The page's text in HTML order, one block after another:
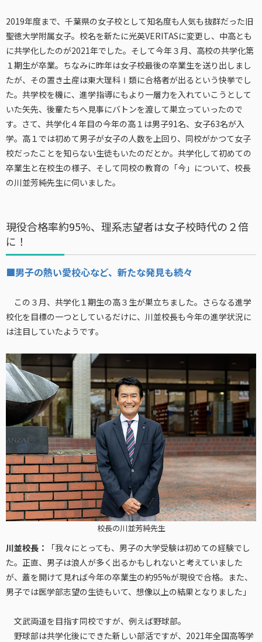
2019年度まで、千葉県の女子校として知名度も人気も抜群だった旧
聖徳大学附属女子。校名を新たに光英VERITASに変更し、中高とも
に共学化したのが2021年でした。そして今年３月、高校の共学化第
１期生が卒業。ちなみに昨年は女子校最後の卒業生を送り出しまし
たが、その置き土産は東大理科Ⅰ類に合格者が出るという快挙でし
た。共学校を機に、進学指導にもより一層力を入れていこうとして
いた矢先、後輩たちへ見事にバトンを渡して巣立っていったので
す。さて、共学化４年目の今年の高１は男子91名、女子63名が入
学。高１では初めて男子が女子の人数を上回り、同校がかつて女子
校だったことを知らない生徒もいたのだとか。共学化して初めての
卒業生と在校生の様子、そして同校の教育の「今」について、校長
の川並芳純先生に伺いました。
現役合格率約95%、理系志望者は女子校時代の２倍
に！
■男子の熱い愛校心など、新たな発見も続々
この３月、共学化１期生の高３生が巣立ちました。さらなる進学
校化を目標の一つとしているだけに、川並校長も今年の進学状況に
は注目していたようです。
校長の川並芳純先生
川並校長：
「我々にとっても、男子の大学受験は初めての経験でし
た。正直、男子は浪人が多く出るかもしれないと考えていました
が、蓋を開けて見れば今年の卒業生の約95%が現役で合格。また、
男子では医学部志望の生徒もいて、想像以上の結果となりました」
文武両道を目指す同校ですが、例えば野球部。
野球部は共学化後にできた新しい部活ですが、2021年全国高等学